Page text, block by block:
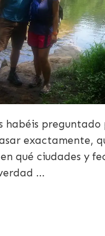
habéis
exactamente,
qué ciudades y
…